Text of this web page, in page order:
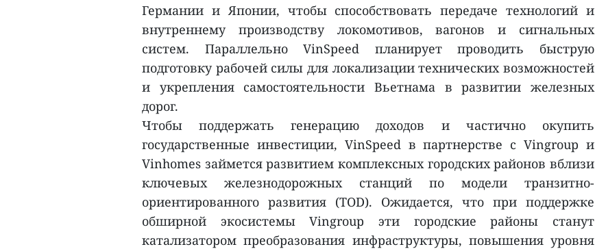
Германии и Японии, чтобы способствовать передаче технологий и
внутреннему производству локомотивов, вагонов и сигнальных
систем. Параллельно VinSpeed планирует проводить быструю
подготовку рабочей силы для локализации технических возможностей
и укрепления самостоятельности Вьетнама в развитии железных
дорог.
Чтобы поддержать генерацию доходов и частично окупить
государственные инвестиции, VinSpeed в партнерстве с Vingroup и
Vinhomes займется развитием комплексных городских районов вблизи
ключевых железнодорожных станций по модели транзитно-
ориентированного развития (TOD). Ожидается, что при поддержке
обширной экосистемы Vingroup эти городские районы станут
катализатором преобразования инфраструктуры, повышения уровня